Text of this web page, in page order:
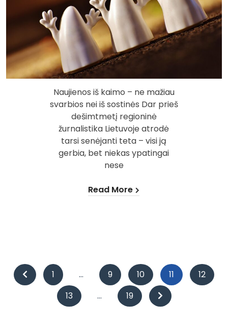
Naujienos iš kaimo – ne mažiau
svarbios nei iš sostinės Dar prieš
dešimtmetį regioninė
žurnalistika Lietuvoje atrodė
tarsi senėjanti teta – visi ją
gerbia, bet niekas ypatingai
nese
Read More
Įrašų
puslapiavimas
1 … 9 10 11
12
13
… 19